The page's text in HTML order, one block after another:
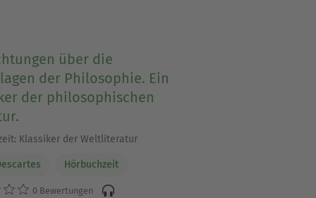
über die
der Philosophie. Ein
der philosophischen
Klassiker der Weltliteratur
Hörbuchzeit
0 Bewertungen